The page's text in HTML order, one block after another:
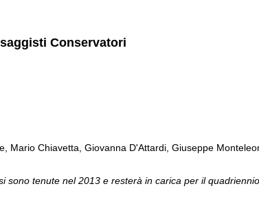
Conservatori
Mario Chiavetta, Giovanna D'Attardi, Giuseppe
tenute nel 2013 e resterà in carica per il